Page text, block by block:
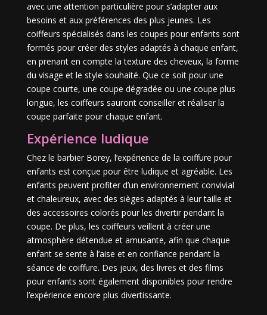
avec une attention particulière pour s’adapter aux
besoins et aux préférences des plus jeunes. Les
coiffeurs spécialisés dans les coupes pour enfants sont
formés pour créer des styles adaptés à chaque enfant,
en prenant en compte la texture des cheveux, la forme
du visage et le style souhaité. Que ce soit pour une
coupe courte, une coupe dégradée ou une coupe plus
longue, les coiffeurs sauront conseiller et réaliser la
coupe parfaite pour chaque enfant.
Expérience ludique
Chez le barbier Borey, l’expérience de la coiffure pour
enfants est conçue pour être ludique et agréable. Les
enfants peuvent profiter d’un environnement convivial
et chaleureux, avec des sièges adaptés à leur taille et
des accessoires colorés pour les divertir pendant la
coupe. De plus, les coiffeurs veillent à créer une
atmosphère détendue et amusante, afin que chaque
enfant se sente à l’aise et en confiance pendant la
séance de coiffure. Des jeux, des livres et des films
pour enfants sont également disponibles pour rendre
l’expérience encore plus divertissante.